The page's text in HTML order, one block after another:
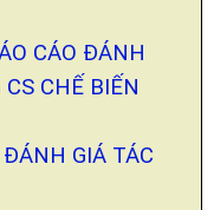
CÁO ĐÁNH
CHẾ BIẾN
GIÁ TÁC